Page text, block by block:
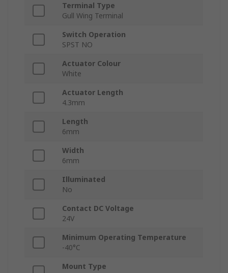
Terminal Type
Gull Wing Terminal
Switch Operation
SPST NO
Actuator Colour
White
Actuator Length
4.3mm
Length
6mm
Width
6mm
Illuminated
No
Contact DC Voltage
24V
Minimum Operating Temperature
-40°C
Mount Type